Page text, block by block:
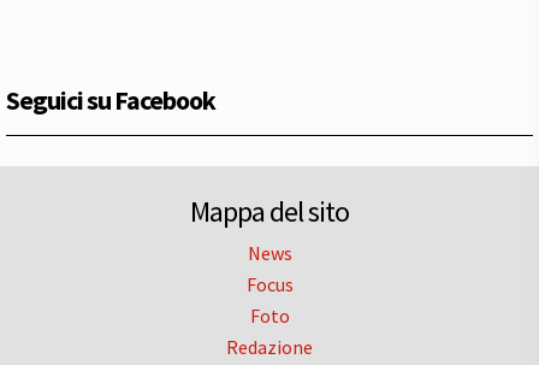
Seguici su Facebook
Mappa del sito
News
Focus
Foto
Redazione